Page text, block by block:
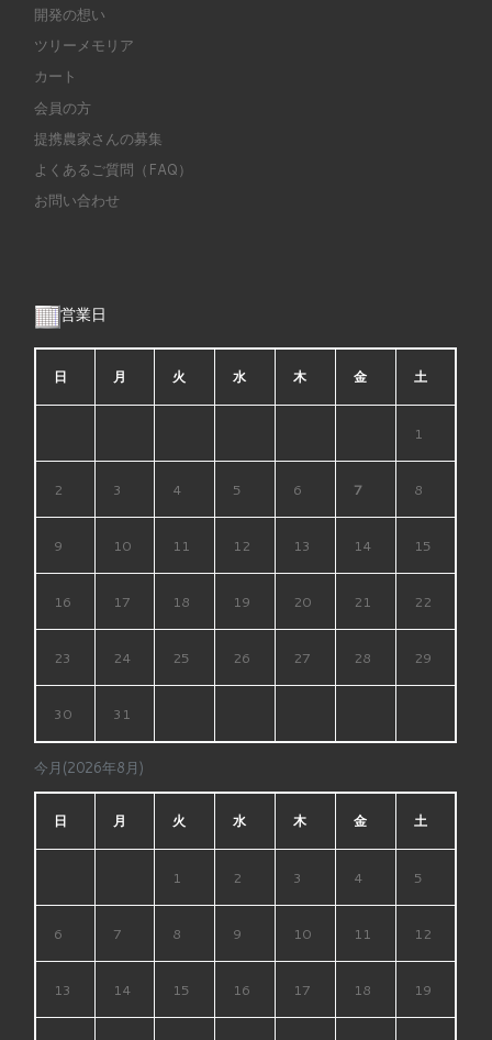
開発の想い
ツリーメモリア
カート
会員の方
提携農家さんの募集
よくあるご質問（FAQ）
お問い合わせ
営業日
今月(2026年8月)
日 月 火 水 木 金 土
1
2 3 4 5 6 7 8
9 10 11 12 13 14 15
16 17 18 19 20 21 22
23 24 25 26 27 28 29
30 31
日 月 火 水 木 金 土
1 2 3 4 5
6 7 8 9 10 11 12
13 14 15 16 17 18 19